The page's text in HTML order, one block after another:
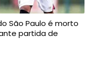
São Paulo é morto
partida de